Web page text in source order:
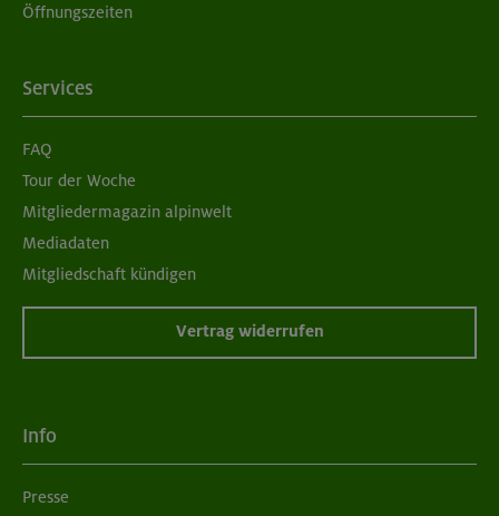
Öffnungszeiten
Services
FAQ
Tour der Woche
Mitgliedermagazin alpinwelt
Mediadaten
Mitgliedschaft kündigen
Vertrag widerrufen
Info
Presse